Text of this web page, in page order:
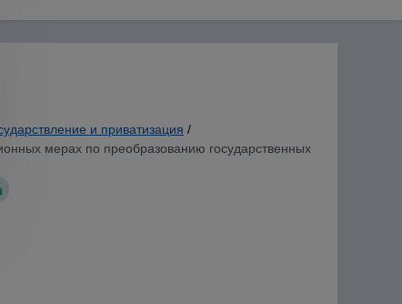
и приватизация /
мерах по преобразованию государственных